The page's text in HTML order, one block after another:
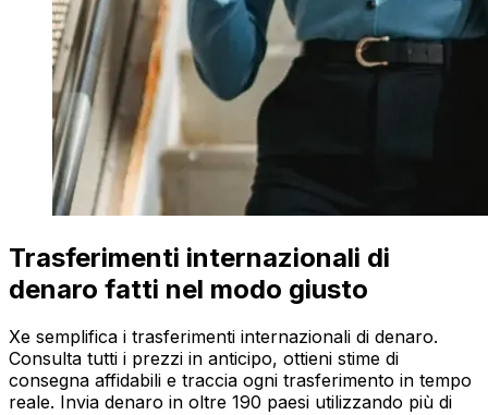
Trasferimenti internazionali di
denaro fatti nel modo giusto
Xe semplifica i trasferimenti internazionali di denaro.
Consulta tutti i prezzi in anticipo, ottieni stime di
consegna affidabili e traccia ogni trasferimento in tempo
reale. Invia denaro in oltre 190 paesi utilizzando più di